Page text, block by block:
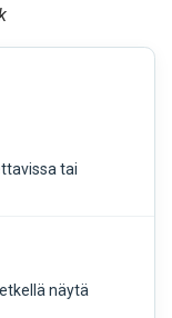
tai
näytä